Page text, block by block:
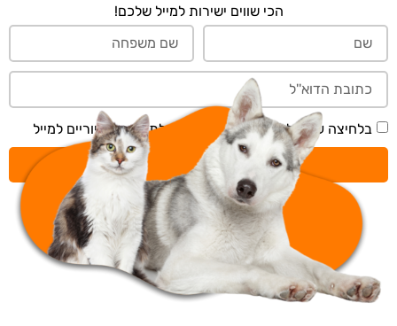
הכי שווים ישירות למייל שלכם!
בלחיצה על 'שליחה' אני מאשר/ת קבלת תכנים דיוריים למייל
שליחה